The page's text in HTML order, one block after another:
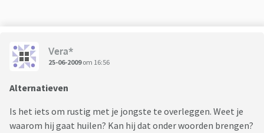
Vera*
25-06-2009om 16:56
Alternatieven
Is het iets om rustig met je jongste te overleggen. Weet je
waarom hij gaat huilen? Kan hij dat onder woorden brengen?